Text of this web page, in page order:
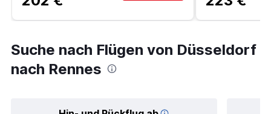
Suche nach Flügen von Düsseldorf
nach Rennes